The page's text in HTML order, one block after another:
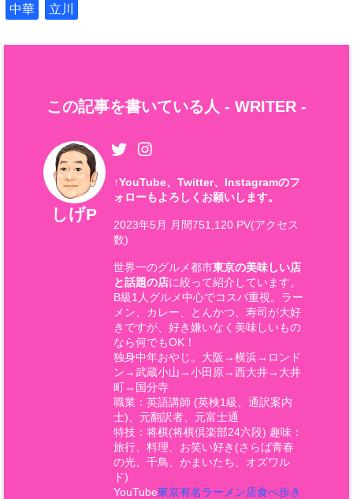
中華 立川
この記事を書いている人 - WRITER -
しげP
↑YouTube、Twitter、Instagramのフ
ォローもよろしくお願いします。
2023年5月 月間751,120 PV(アクセス
数)
世界一のグルメ都市東京の美味しい店
と話題の店に絞って紹介しています。
B級1人グルメ中心でコスパ重視。ラー
メン、カレー、とんかつ、寿司が大好
きですが、好き嫌いなく美味しいもの
なら何でもOK！
独身中年おやじ。大阪→横浜→ロンド
ン→武蔵小山→小田原→西大井→大井
町→国分寺
職業：英語講師 (英検1級、通訳案内
士)、元翻訳者、元富士通
特技：将棋(将棋倶楽部24六段) 趣味：
旅行、料理、お笑い好き(さらば青春
の光、千鳥、かまいたち、オズワル
ド)
YouTube東京有名ラーメン店食べ歩き